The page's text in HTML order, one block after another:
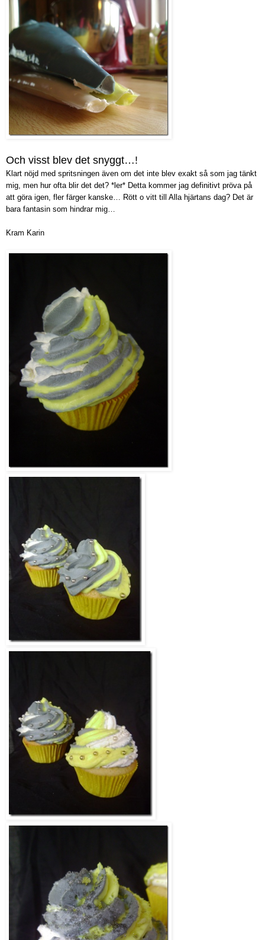
Och visst blev det snyggt…!
Klart nöjd med spritsningen även om det inte blev exakt så som jag tänkt
mig, men hur ofta blir det det? *ler* Detta kommer jag definitivt pröva på
att göra igen, fler färger kanske… Rött o vitt till Alla hjärtans dag? Det är
bara fantasin som hindrar mig…
Kram Karin